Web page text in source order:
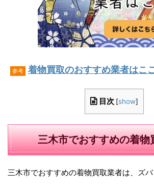
参考 着物買取のおすすめ業者はこ
目次 [show]
三木市でおすすめの着物
三木市でおすすめの着物買取業者は、ズバ